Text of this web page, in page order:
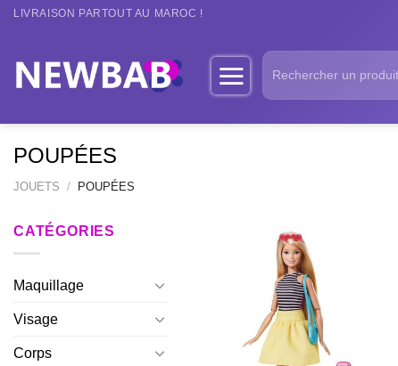
Passer
LIVRAISON PARTOUT AU MAROC !
Recherche
pour :
POUPÉES
JOUETS / POUPÉES
CATÉGORIES
Maquillage
Visage
Corps